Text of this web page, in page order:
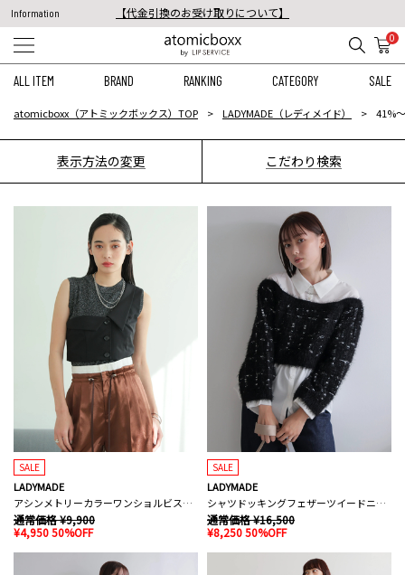
Information
【代金引換のお受け取りについて】
税込11,000円以上のご注文で送料無料！
0
ALL ITEM BRAND RANKING CATEGORY SALE
atomicboxx（アトミックボックス）TOP LADYMADE（レディメイド） 41%
表示方法の変更 こだわり検索
SALE
LADYMADE
アシンメトリーカラーワンショルビスチェ
通常価格 ¥9,900
¥4,950 50%OFF
SALE
LADYMADE
シャツドッキングフェザーツイードニット
通常価格 ¥16,500
¥8,250 50%OFF